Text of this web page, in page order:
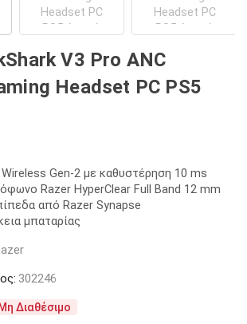
V3 Pro ANC
Headset PC PS5
Gen-2 με καθυστέρηση 10 ms
Razer HyperClear Full Band 12 mm
από Razer Synapse
μπαταρίας
302246
Μη Διαθέσιμο